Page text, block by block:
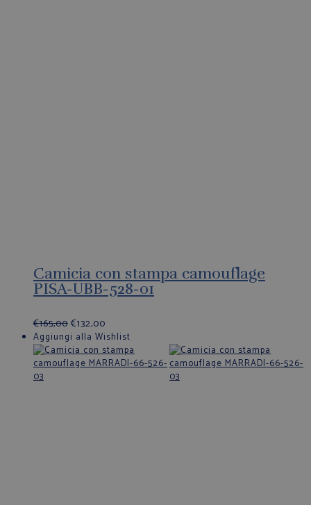
Camicia con stampa camouflage
PISA-UBB-528-01
€165,00€132,00
Aggiungi alla Wishlist